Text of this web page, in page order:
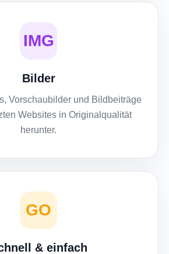
IMG
Bilder
Vorschaubilder und Bildbeiträge
Websites in Originalqualität
herunter.
GO
& einfach